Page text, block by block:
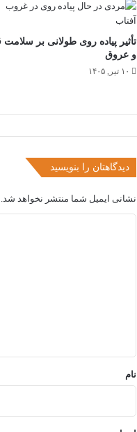
تأثیر پیاده روی طولانی بر
و عروق
۱۰ تیر, ۱۴۰۵
دیدگاهتان را بنویسید
نشانی ایمیل شما منتشر نخواهد شد.
نام